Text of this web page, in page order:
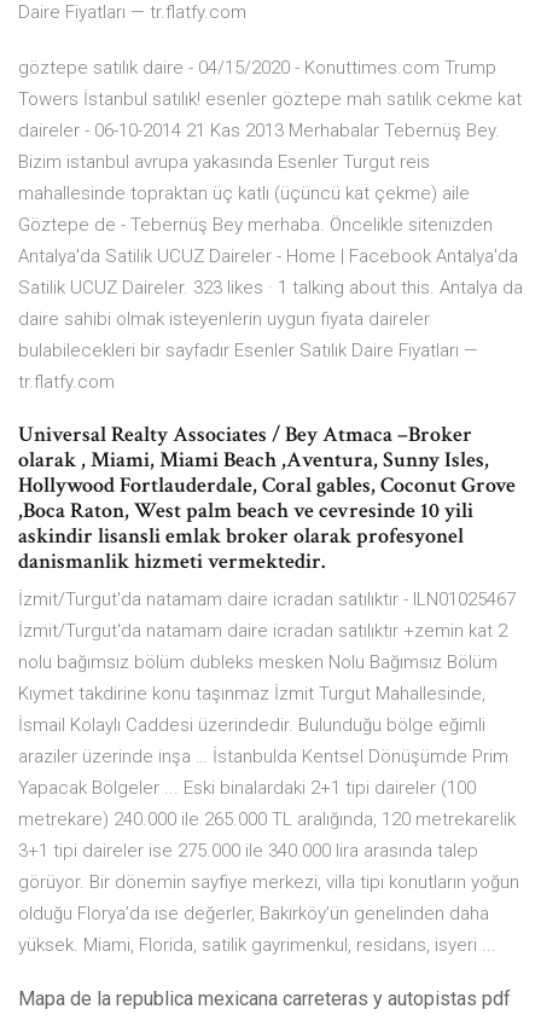
Daire Fiyatları — tr.flatfy.com
göztepe satılık daire - 04/15/2020 - Konuttimes.com Trump
Towers İstanbul satılık! esenler göztepe mah satılık cekme kat
daireler - 06-10-2014 21 Kas 2013 Merhabalar Tebernüş Bey.
Bizim istanbul avrupa yakasında Esenler Turgut reis
mahallesinde topraktan üç katlı (üçüncü kat çekme) aile
Göztepe de - Tebernüş Bey merhaba. Öncelikle sitenizden
Antalya'da Satilik UCUZ Daireler - Home | Facebook Antalya'da
Satilik UCUZ Daireler. 323 likes · 1 talking about this. Antalya da
daire sahibi olmak isteyenlerin uygun fiyata daireler
bulabilecekleri bir sayfadır Esenler Satılık Daire Fiyatları —
tr.flatfy.com
Universal Realty Associates / Bey Atmaca –Broker
olarak , Miami, Miami Beach ,Aventura, Sunny Isles,
Hollywood Fortlauderdale, Coral gables, Coconut Grove
,Boca Raton, West palm beach ve cevresinde 10 yili
askindir lisansli emlak broker olarak profesyonel
danismanlik hizmeti vermektedir.
İzmit/Turgut'da natamam daire icradan satılıktır - ILN01025467
İzmit/Turgut'da natamam daire icradan satılıktır +zemin kat 2
nolu bağımsız bölüm dubleks mesken Nolu Bağımsız Bölüm
Kıymet takdirine konu taşınmaz İzmit Turgut Mahallesinde,
İsmail Kolaylı Caddesi üzerindedir. Bulunduğu bölge eğimli
araziler üzerinde inşa … İstanbulda Kentsel Dönüşümde Prim
Yapacak Bölgeler ... Eski binalardaki 2+1 tipi daireler (100
metrekare) 240.000 ile 265.000 TL aralığında, 120 metrekarelik
3+1 tipi daireler ise 275.000 ile 340.000 lira arasında talep
görüyor. Bir dönemin sayfiye merkezi, villa tipi konutların yoğun
olduğu Florya’da ise değerler, Bakırköy’ün genelinden daha
yüksek. Miami, Florida, satilik gayrimenkul, residans, isyeri ...
Mapa de la republica mexicana carreteras y autopistas pdf